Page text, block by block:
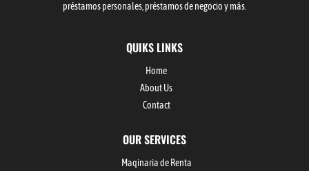
préstamos personales, préstamos de negocio y más.
QUIKS LINKS
Home
About Us
Contact
OUR SERVICES
Maqinaria de Renta